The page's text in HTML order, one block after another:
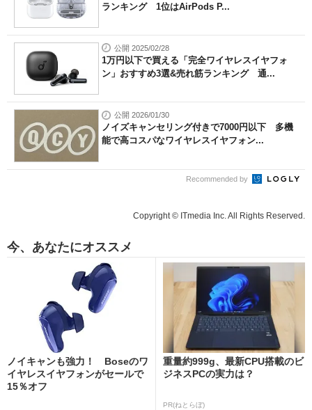
ランキング 1位はAirPods P...
公開 2025/02/28
1万円以下で買える「完全ワイヤレスイヤフォ
ン」おすすめ3選&売れ筋ランキング 通...
公開 2026/01/30
ノイズキャンセリング付きで7000円以下 多機
能で高コスパなワイヤレスイヤフォン...
Recommended by
Copyright © ITmedia Inc. All Rights Reserved.
今、あなたにオススメ
ノイキャンも強力！ Boseのワ
イヤレスイヤフォンがセールで
15％オフ
重量約999g、最新CPU搭載のビ
ジネスPCの実力は？
PR(ねとらぼ)